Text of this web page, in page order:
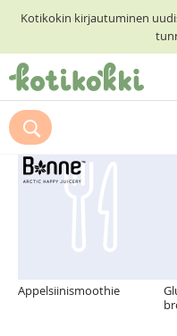
Kotikokin kirjautuminen
ETUSIVU
RESEPTIHAKU
RUOKATEEMAT
Suosittelemme myös
Appelsiinismoothie